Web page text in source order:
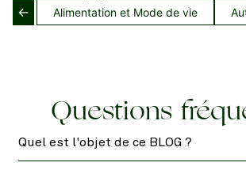
← Alimentation et Mode de vie
Questions
Quel est l'objet de ce BLOG ?